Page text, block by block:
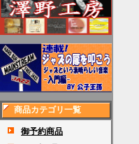
商品カテゴリ一覧
御予約商品